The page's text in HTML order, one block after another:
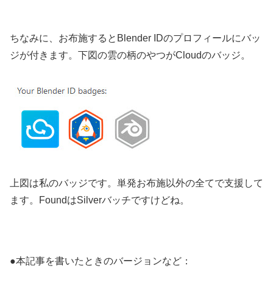
ちなみに、お布施するとBlender IDのプロフィールにバッ
ジが付きます。下図の雲の柄のやつがCloudのバッジ。
上図は私のバッジです。単発お布施以外の全てで支援して
ます。FoundはSilverバッチですけどね。
●本記事を書いたときのバージョンなど：